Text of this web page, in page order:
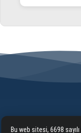
Bu web sitesi, 6698